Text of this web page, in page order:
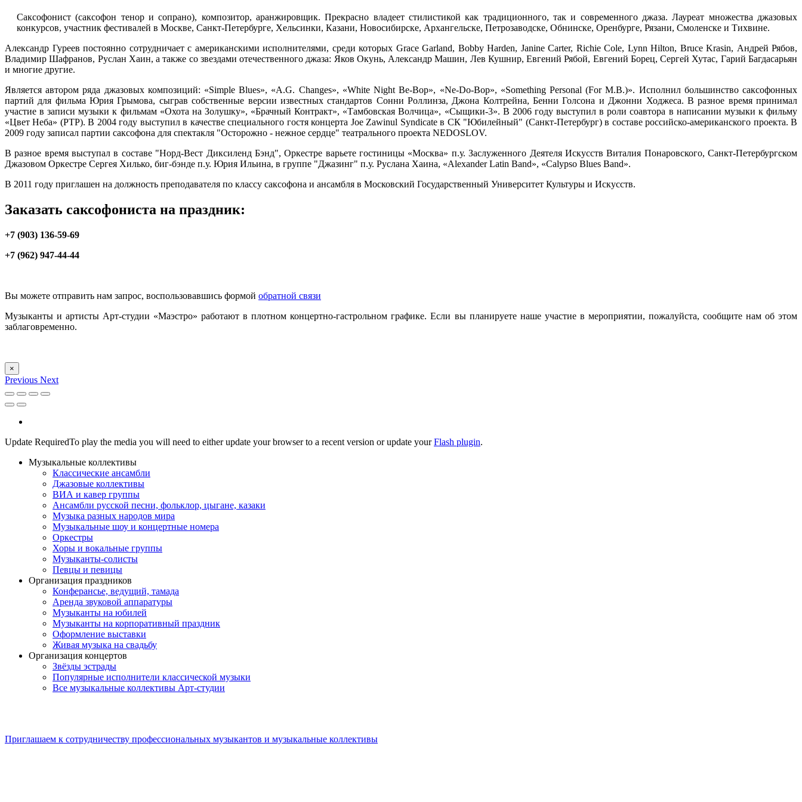
Саксофонист (саксофон тенор и сопрано), композитор, аранжировщик. Прекрасно владеет стилистикой как традиционного, так и современного джаза. Лауреат множества джазовых
конкурсов, участник фестивалей в Москве, Санкт-Петербурге, Хельсинки, Казани, Новосибирске, Архангельске, Петрозаводске, Обнинске, Оренбурге, Рязани, Смоленске и Тихвине.
Александр Гуреев постоянно сотрудничает с американскими исполнителями, среди которых Grace Garland, Bobby Harden, Janine Carter, Richie Cole, Lynn Hilton, Bruce Krasin, Андрей Рябов,
Владимир Шафранов, Руслан Хаин, а также со звездами отечественного джаза: Яков Окунь, Александр Машин, Лев Кушнир, Евгений Рябой, Евгений Борец, Сергей Хутас, Гарий Багдасарьян
и многие другие.
Является автором ряда джазовых композиций: «Simple Blues», «A.G. Changes», «White Night Be-Bop», «Ne-Do-Bop», «Something Personal (For M.B.)». Исполнил большинство саксофонных
партий для фильма Юрия Грымова, сыграв собственные версии известных стандартов Сонни Роллинза, Джона Колтрейна, Бенни Голсона и Джонни Ходжеса. В разное время принимал
участие в записи музыки к фильмам «Охота на Золушку», «Брачный Контракт», «Тамбовская Волчица», «Сыщики-3». В 2006 году выступил в роли соавтора в написании музыки к фильму
«Цвет Неба» (РТР). В 2004 году выступил в качестве специального гостя концерта Joe Zawinul Syndicate в СК "Юбилейный" (Санкт-Петербург) в составе российско-американского проекта. В
2009 году записал партии саксофона для спектакля "Осторожно - нежное сердце" театрального проекта NEDOSLOV.
В разное время выступал в составе "Норд-Вест Диксиленд Бэнд", Оркестре варьете гостиницы «Москва» п.у. Заслуженного Деятеля Искусств Виталия Понаровского, Санкт-Петербургском
Джазовом Оркестре Сергея Хилько, биг-бэнде п.у. Юрия Ильина, в группе "Джазинг" п.у. Руслана Хаина, «Alexander Latin Band», «Calypso Blues Band».
В 2011 году приглашен на должность преподавателя по классу саксофона и ансамбля в Московский Государственный Университет Культуры и Искусств.
Заказать саксофониста на праздник:
+7 (903) 136-59-69
+7 (962) 947-44-44
Вы можете отправить нам запрос, воспользовавшись формой обратной связи
Музыканты и артисты Арт-студии «Маэстро» работают в плотном концертно-гастрольном графике. Если вы планируете наше участие в мероприятии, пожалуйста, сообщите нам об этом
заблаговременно.
×
Previous Next
Update RequiredTo play the media you will need to either update your browser to a recent version or update yourFlash plugin.
Музыкальные коллективы
Классические ансамбли
Джазовые коллективы
ВИА и кавер группы
Ансамбли русской песни, фольклор, цыгане, казаки
Музыка разных народов мира
Музыкальные шоу и концертные номера
Оркестры
Хоры и вокальные группы
Музыканты-солисты
Певцы и певицы
Организация праздников
Конферансье, ведущий, тамада
Аренда звуковой аппаратуры
Музыканты на юбилей
Музыканты на корпоративный праздник
Оформление выставки
Живая музыка на свадьбу
Организация концертов
Звёзды эстрады
Популярные исполнители классической музыки
Все музыкальные коллективы Арт-студии
Приглашаем к сотрудничеству профессиональных музыкантов и музыкальные коллективы